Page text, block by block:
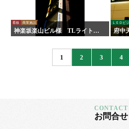
看板 商業施設
神楽坂楽山ビル様 TLライトパ
ネル
ＬＥＤビ
府中
1 2 3 4
お問合せ